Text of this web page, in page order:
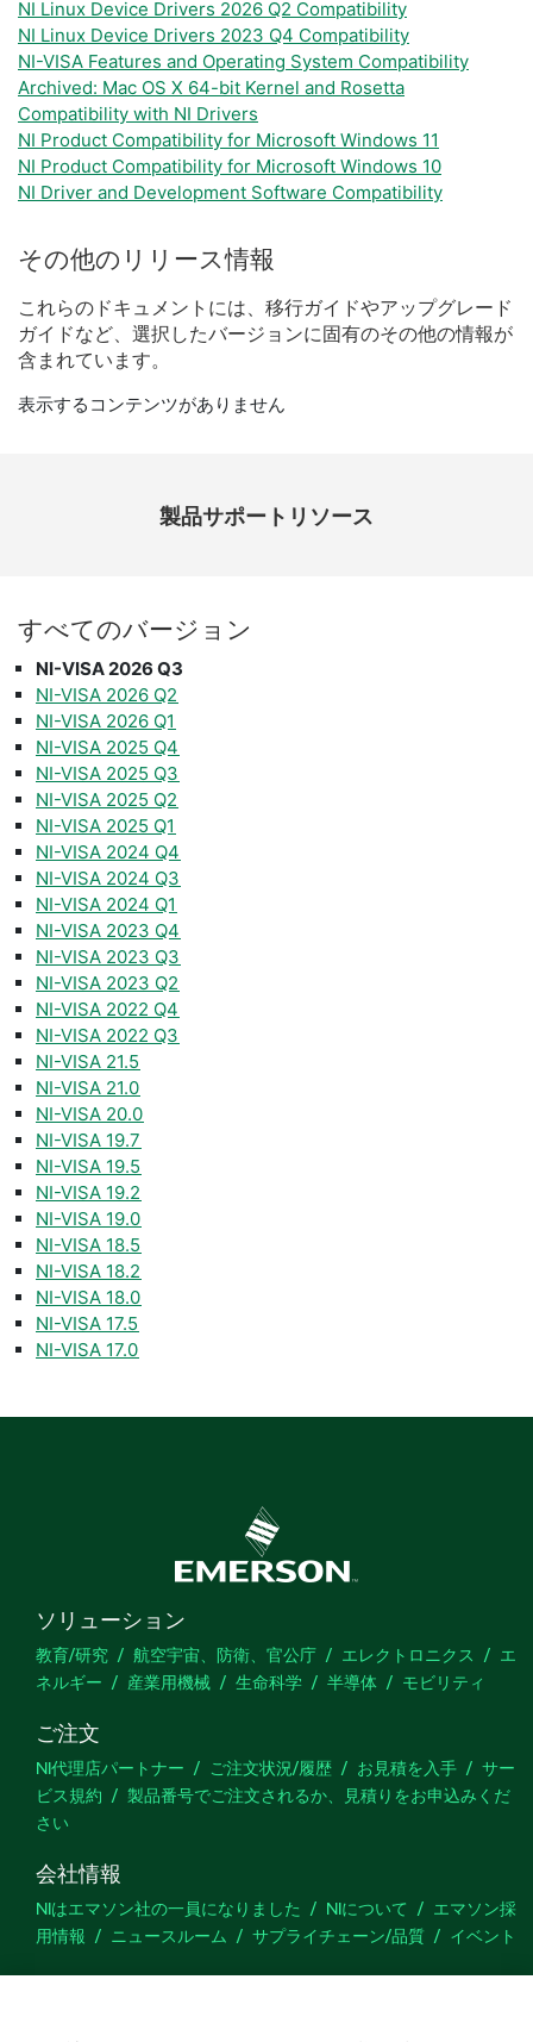
NI Linux Device Drivers 2026 Q2 Compatibility
NI Linux Device Drivers 2023 Q4 Compatibility
NI-VISA Features and Operating System Compatibility
Archived: Mac OS X 64-bit Kernel and Rosetta
Compatibility with NI Drivers
NI Product Compatibility for Microsoft Windows 11
NI Product Compatibility for Microsoft Windows 10
NI Driver and Development Software Compatibility
その他の リリース情報
これらの ドキュメント には、 移行ガイドやアップグレード
ガイドなど、 選択 したバージョンに固有のその他の情報が
含 まれてい ます。
表示するコンテンツがありません
製品​サポート​リソース
すべてのバージョン
NI-VISA 2026 Q3
NI-VISA 2026 Q2
NI-VISA 2026 Q1
NI-VISA 2025 Q4
NI-VISA 2025 Q3
NI-VISA 2025 Q2
NI-VISA 2025 Q1
NI-VISA 2024 Q4
NI-VISA 2024 Q3
NI-VISA 2024 Q1
NI-VISA 2023 Q4
NI-VISA 2023 Q3
NI-VISA 2023 Q2
NI-VISA 2022 Q4
NI-VISA 2022 Q3
NI-VISA 21.5
NI-VISA 21.0
NI-VISA 20.0
NI-VISA 19.7
NI-VISA 19.5
NI-VISA 19.2
NI-VISA 19.0
NI-VISA 18.5
NI-VISA 18.2
NI-VISA 18.0
NI-VISA 17.5
NI-VISA 17.0
ソリューション
教育/研究 航空宇宙、防衛、官公庁 エレクトロニクス
エ
ネルギー
産業用機械 生命科学 半導体 モビリティ
ご注文
NI代理店パートナー ご注文状況/履歴 お見積を入手
サー
ビス規約
製品番号でご注文されるか、見積りをお申込みくだ
さい
会社情報
NIはエマソン社の一員になりました NIについて
エマソン採
用情報
ニュースルーム サプライチェーン/品質 イベント
サポート